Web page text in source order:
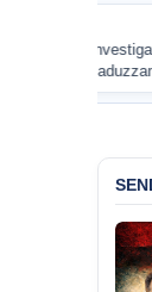
an